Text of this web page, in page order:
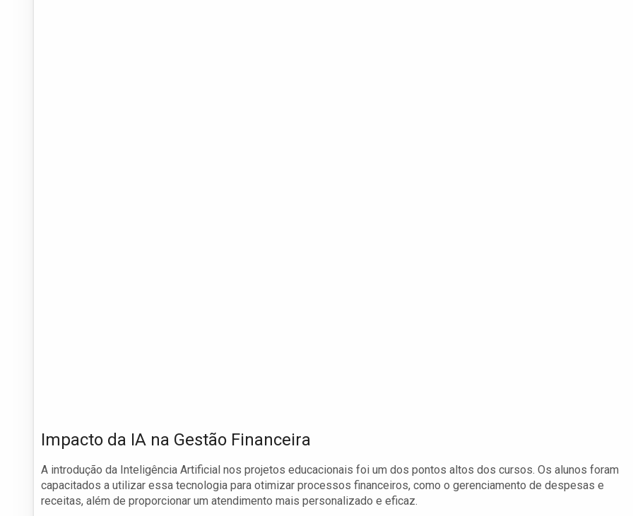
Impacto da IA na Gestão Financeira
A introdução da Inteligência Artificial nos projetos educacionais foi um dos pontos altos dos cursos. Os alunos foram
capacitados a utilizar essa tecnologia para otimizar processos financeiros, como o gerenciamento de despesas e
receitas, além de proporcionar um atendimento mais personalizado e eficaz.